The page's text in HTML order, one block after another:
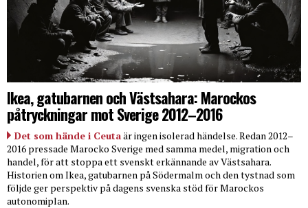
Ikea, gatubarnen och Västsahara: Marockos
påtryckningar mot Sverige 2012–2016
Det som hände i Ceutaär ingen isolerad händelse. Redan 2012–
2016 pressade Marocko Sverige med samma medel, migration och
handel, för att stoppa ett svenskt erkännande av Västsahara.
Historien om Ikea, gatubarnen på Södermalm och den tystnad som
följde ger perspektiv på dagens svenska stöd för Marockos
autonomiplan.